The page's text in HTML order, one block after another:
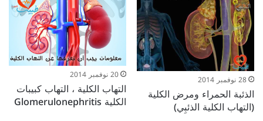
28 نوفمبر 2014
الذئبة الحمراء ومرض الكلية
(التهاب الكلية الذئبِي)
20 نوفمبر 2014
التهاب الكلية ، التهاب كبيبات
الكلية Glomerulonephritis